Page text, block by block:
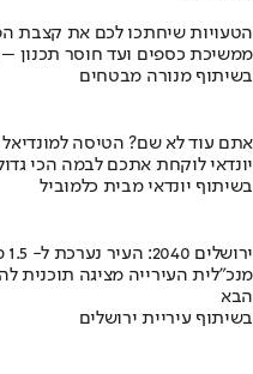
הטעויות שיחתכו לכם את קצבת
ממשיכת כספים ועד חוסר תכנון
בשיתוף מנורה מבטחים
אתם עוד לא שם? הטיסה
יונדאי לוקחת אתכם לבמה הכי
בשיתוף יונדאי מבית כלמוביל
ירושלים 2040: העיר נערכת ל- 1.5 מליון תושבים
מנכ"לית העירייה מציגה תוכנית
הבא
בשיתוף עיריית ירושלים